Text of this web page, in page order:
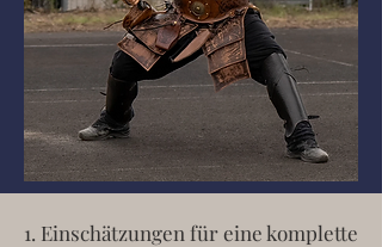
1. Einschätzungen für eine komplette